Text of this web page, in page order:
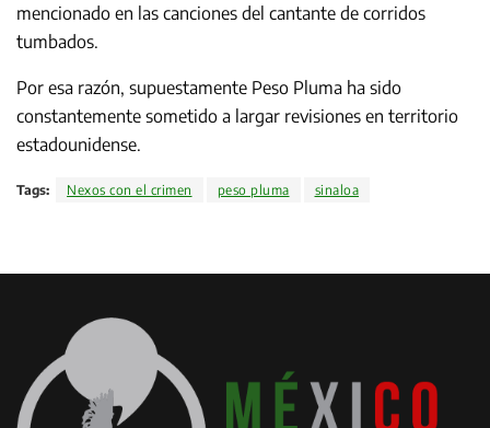
mencionado en las canciones del cantante de corridos
tumbados.
Por esa razón, supuestamente Peso Pluma ha sido
constantemente sometido a largar revisiones en territorio
estadounidense.
Tags: Nexos con el crimen peso pluma sinaloa